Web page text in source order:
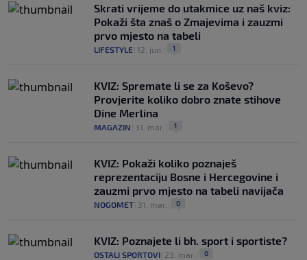
Skrati vrijeme do utakmice uz naš kviz:
Pokaži šta znaš o Zmajevima i zauzmi
prvo mjesto na tabeli
LIFESTYLE 12. jun. 1
KVIZ: Spremate li se za Koševo?
Provjerite koliko dobro znate stihove
Dine Merlina
MAGAZIN 31. mar. 1
KVIZ: Pokaži koliko poznaješ
reprezentaciju Bosne i Hercegovine i
zauzmi prvo mjesto na tabeli navijača
NOGOMET 31. mar. 0
KVIZ: Poznajete li bh. sport i sportiste?
OSTALI SPORTOVI 23. mar. 0